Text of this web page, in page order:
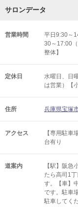
サロンデータ
営業時間
平日9:30～
30～17:00
整体】
定休日
水曜日、日
は営業）【
住所 兵庫県宝塚
アクセス
【専用駐
台有り
道案内
【駅】阪急
たら高司1
す。【車】
です。駐車
駐車してく